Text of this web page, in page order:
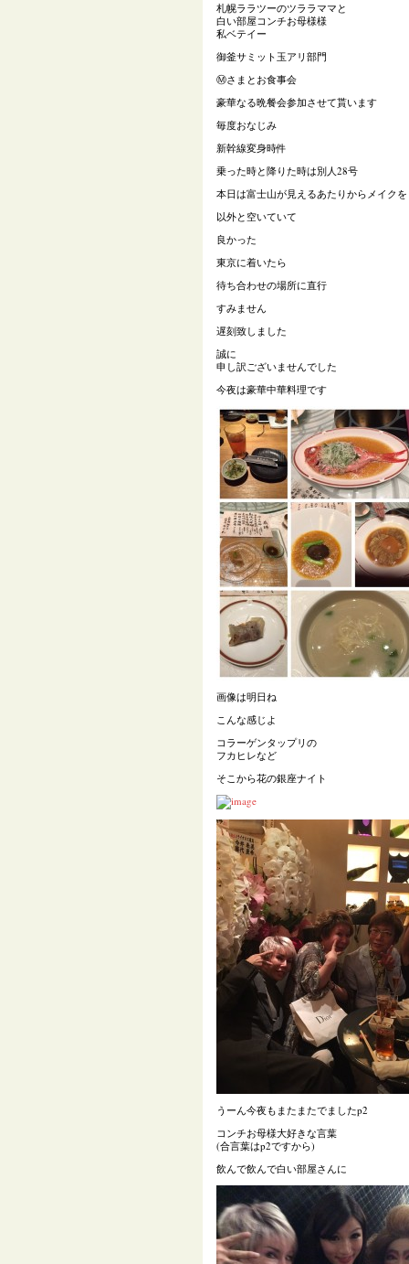
札幌ララツーのツララママと
白い部屋コンチお母様様
私ベテイー
御釜サミット玉アリ部門
Ⓜ️さまとお食事会
豪華なる晩餐会参加させて貰います
毎度おなじみ
新幹線変身時件
乗った時と降りた時は別人28号
本日は富士山が見えるあたりからメイク
以外と空いていて
良かった
東京に着いたら
待ち合わせの場所に直行
すみません
遅刻致しました
誠に
申し訳ございませんでした
今夜は豪華中華料理です
画像は明日ね
こんな感じよ
コラーゲンタップリの
フカヒレなど
そこから花の銀座ナイト
うーん今夜もまたまたでましたp2
コンチお母様大好きな言葉
(合言葉はp2ですから)
飲んで飲んで白い部屋さんに